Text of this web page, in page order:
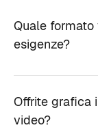
Quale
esigenze?
Offrite grafica
video?